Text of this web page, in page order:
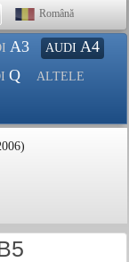
Română
A3 AUDI A4
Q ALTELE